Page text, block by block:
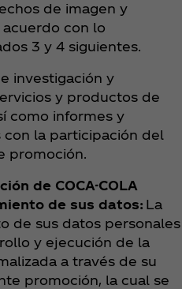
de imagen y
con lo
3 y 4 siguientes.
investigación y
y productos de
como informes y
con la participación del
promoción.
de COCA-COLA
de sus datos: La
de sus datos personales
y ejecución de la
a través de su
promoción, la cual se